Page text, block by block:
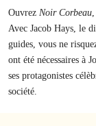
Ouvrez Noir Corbeau
Avec Jacob Hays, le
guides, vous ne
ont été nécessaires à
ses protagonistes
société.